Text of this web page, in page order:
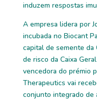
induzem respostas
A empresa lidera por
incubada no Biocant
capital de semente da
de risco da Caixa
vencedora do prémio
Therapeutics vai
conjunto integrado de